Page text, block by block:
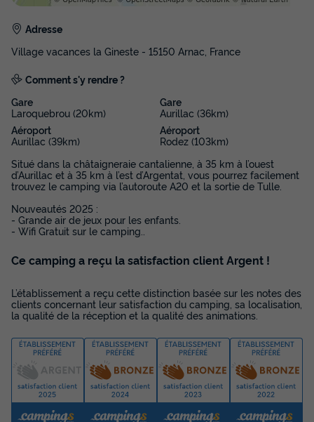
CHALET 4 personnes - CANTAL
Annulation gratuite
Surface
Adultes Enfants Chambres
Congélateur
+ 5
CHALET 4 personnes - CANTAL
du10/10/2026 au 17/10/2026
Meilleur prix pour 7 nuits
169 € d'économie
Voir les disponibilités
Adresse
Village vacances la Gineste - 15150 Arnac, France
Comment s'y rendre ?
Gare
Laroquebrou (20km)
Gare
Aurillac (36km)
Aéroport
Aurillac (39km)
Aéroport
Rodez (103km)
Situé dans la châtaigneraie cantalienne, à 35 km à l’ouest
d’Aurillac et à 35 km à l’est d’Argentat, vous pourrez facilement
trouvez le camping via l’autoroute A20 et la sortie de Tulle.
Nouveautés 2025 :
- Grande air de jeux pour les enfants.
- Wifi Gratuit sur le camping..
Ce camping a reçu la satisfaction client Argent !
L’établissement a reçu cette distinction basée sur les notes des
clients concernant leur satisfaction du camping, sa localisation,
la qualité de la réception et la qualité des animations.